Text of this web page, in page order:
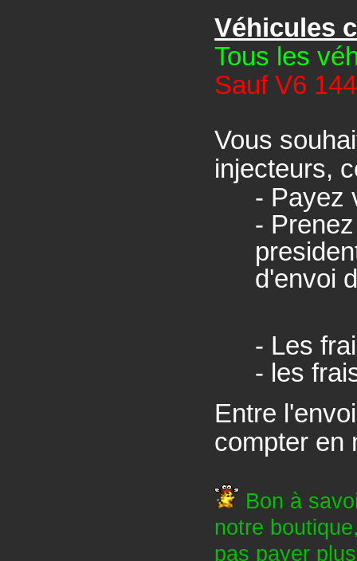
Véhicules
Tous les
Sauf V6
Vous
injecteurs,
- Payez
-
d'envoi
- Les
- les
Entre
compter en
Bon à
notre
pas payer